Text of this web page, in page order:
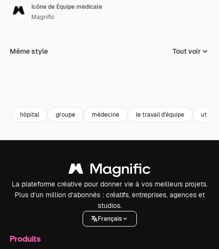
Icône de Équipe médicale
Magnific
Même style Tout voir
hôpital groupe médecine le travail d'équipe
La plateforme créative pour donner vie à vos meilleurs projets.
Plus d’un million d’abonnés : créatifs, entreprises, agences et
studios.
Français
Produits